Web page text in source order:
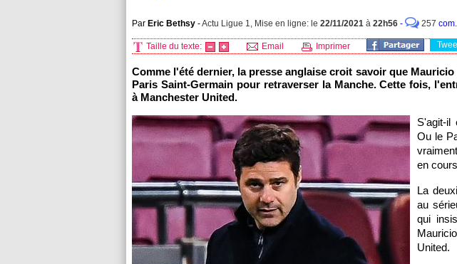
Par Eric Bethsy -Actu Ligue 1, Mise en ligne: le 22/11/2021 à 22h56 - 257 com.
Taille du texte: Email Imprimer
Comme l'été dernier, la presse anglaise croit savoir que
Paris Saint-Germain pour retraverser la Manche. Cette fois,
à Manchester United.
S'agit-il
Ou le
en
La
au
qui
United.